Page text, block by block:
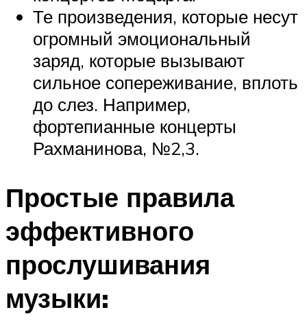
Те произведения, которые несут
огромный эмоциональный
заряд, которые вызывают
сильное сопереживание, вплоть
до слез. Например,
фортепианные концерты
Рахманинова, №2,3.
Простые правила
эффективного
прослушивания
музыки: